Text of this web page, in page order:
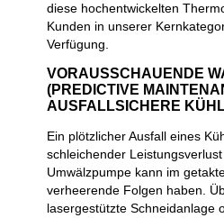
diese hochentwickelten
Kunden in unserer
Verfügung.
VORAUSSCHAUENDE
(PREDICTIVE
AUSFALLSICHERE
Ein plötzlicher Ausfall eines
schleichender
Umwälzpumpe kann im
verheerende Folgen haben.
lasergestützte Schneidanlage